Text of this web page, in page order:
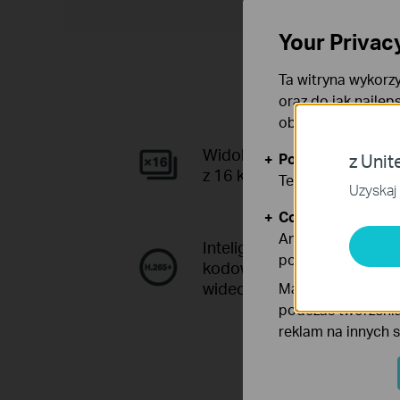
Widok na żywo
z 16 kanałów
Inteligentne
kodowanie
wideo
z
Your
Ta witryna
oraz do jak
obsługę plików
Podstawowe
Te pliki cookies
Cookies
Analiza - Te pliki
poprawę i
Marketing - Te
podczas
reklam na innych